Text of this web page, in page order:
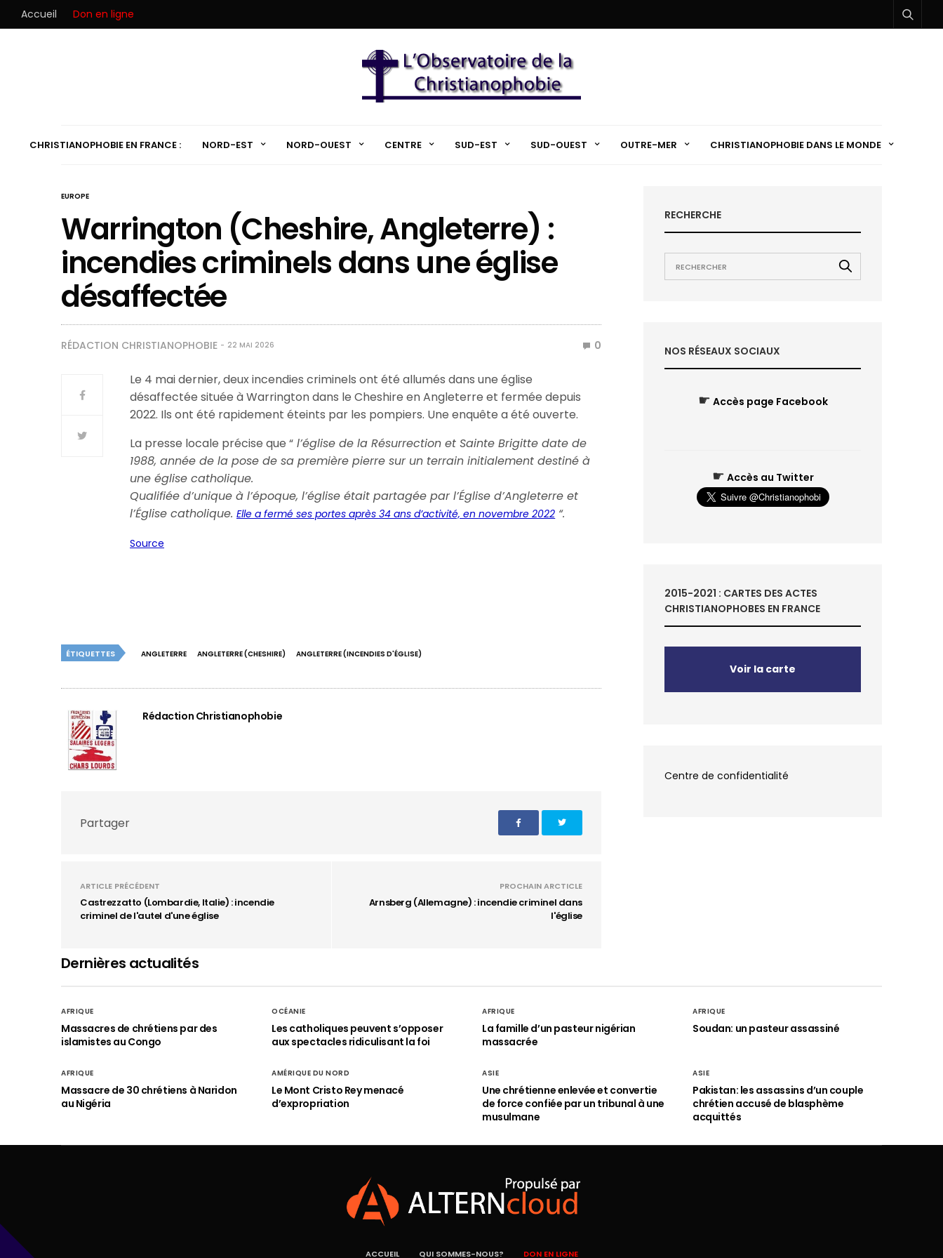
Accueil Don en ligne
CHRISTIANOPHOBIE EN FRANCE : NORD-EST NORD-OUEST CENTRE SUD-EST SUD-OUEST OUTRE-MER CHRISTIANOPHOBIE DANS LE MONDE
EUROPE
Warrington (Cheshire, Angleterre) :
incendies criminels dans une église
désaffectée
RÉDACTION CHRISTIANOPHOBIE 22 MAI 2026 0
Le 4 mai dernier, deux incendies criminels ont été allumés dans une église
désaffectée située à Warrington dans le Cheshire en Angleterre et fermée depuis
2022. Ils ont été rapidement éteints par les pompiers. Une enquête a été ouverte.
La presse locale précise que “ l’église de la Résurrection et Sainte Brigitte date de
1988, année de la pose de sa première pierre sur un terrain initialement destiné à
une église catholique.
Qualifiée d’unique à l’époque, l’église était partagée par l’Église d’Angleterre et
l’Église catholique.Elle a fermé ses portes après 34 ans d’activité, en novembre 2022 “.
Source
ÉTIQUETTES ANGLETERRE ANGLETERRE (CHESHIRE) ANGLETERRE (INCENDIES D'ÉGLISE)
Rédaction Christianophobie
Partager
ARTICLE PRÉCÉDENT
Castrezzatto (Lombardie, Italie) : incendie
criminel de l'autel d'une église
PROCHAIN ARCTICLE
Arnsberg (Allemagne) : incendie criminel dans
l'église
RECHERCHE
NOS RÉSEAUX SOCIAUX
☛ Accès page Facebook
☛ Accès au Twitter
2015-2021 : CARTES DES ACTES
CHRISTIANOPHOBES EN FRANCE
Voir la carte
Centre de confidentialité
Dernières actualités
AFRIQUE
Massacres de chrétiens par des
islamistes au Congo
OCÉANIE
Les catholiques peuvent s’opposer
aux spectacles ridiculisant la foi
AFRIQUE
La famille d’un pasteur nigérian
massacrée
AFRIQUE
Soudan: un pasteur assassiné
AFRIQUE
Massacre de 30 chrétiens à Naridon
au Nigéria
AMÉRIQUE DU NORD
Le Mont Cristo Rey menacé
d’expropriation
ASIE
Une chrétienne enlevée et convertie
de force confiée par un tribunal à une
musulmane
ASIE
Pakistan: les assassins d’un couple
chrétien accusé de blasphème
acquittés
ACCUEIL QUI SOMMES-NOUS? DON EN LIGNE